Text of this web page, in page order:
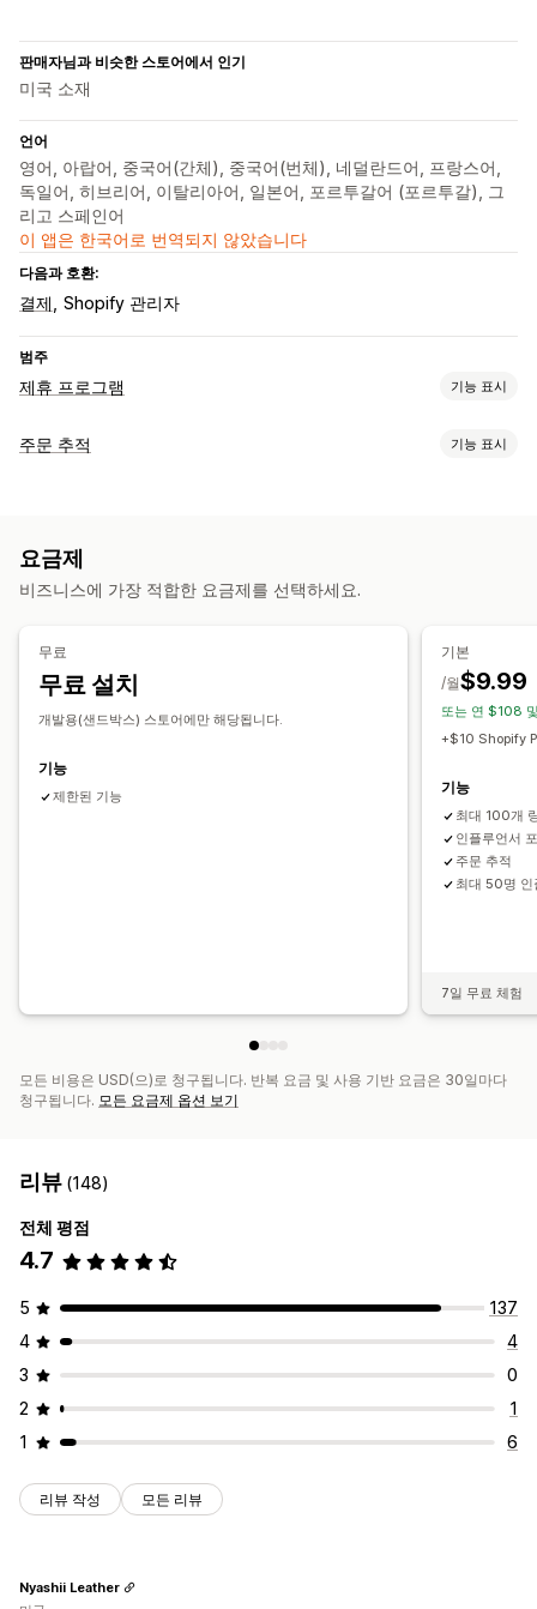
판매자님과 비슷한 스토어에서 인기
미국 소재
언어
영어, 아랍어, 중국어(간체), 중국어(번체), 네덜란드어, 프랑스어,
독일어, 히브리어, 이탈리아어, 일본어, 포르투갈어 (포르투갈), 그
리고 스페인어
이 앱은 한국어로 번역되지 않았습니다
다음과 호환:
결제 Shopify 관리자
범주
제휴 프로그램 기능 표시
커미션 옵션
제휴 링크
실시간 추적
사용자 지정 대시보드
브랜드 맞춤 포털
사용자 지정 도메인
사용자 지정 양식 사용자 지정 브랜딩
결제
은행 송금 여러 통화
주문 추적 기능 표시
알림
요금제
비즈니스에 가장 적합한 요금제를 선택하세요.
무료
무료 설치
개발용(샌드박스) 스토어에만 해당됩니다.
기능
제한된 기능
기본
$9.99
/월
또는 연 $108
+$10 Shopify
기능
최대 100개
인플루언서
주문 추적
최대 50명 인
7일 무료 체험
모든 비용은 USD(으)로 청구됩니다. 반복 요금 및 사용 기반 요금은 30일마다
청구됩니다. 모든 요금제 옵션 보기
리뷰 (148)
전체 평점
4.7
5
137
4
4
3
0
2
1
1
6
리뷰 작성 모든 리뷰
Nyashii Leather